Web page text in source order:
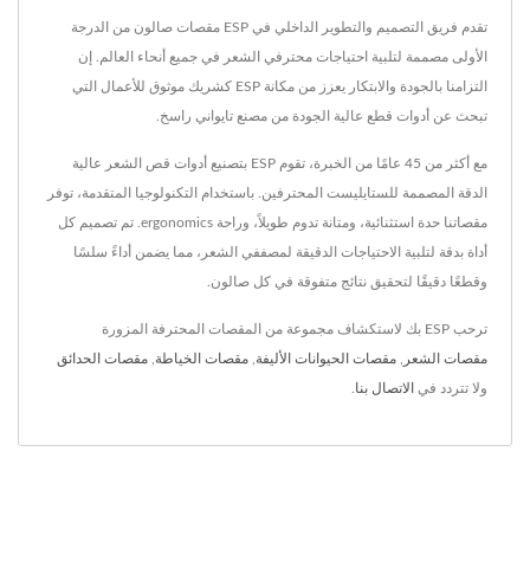
تقدم فريق التصميم والتطوير الداخلي في ESP مقصات صالون من الدرجة
الأولى مصممة لتلبية احتياجات محترفي الشعر في جميع أنحاء العالم. إن
التزامنا بالجودة والابتكار يعزز من مكانة ESP كشريك موثوق للأعمال التي
تبحث عن أدوات قطع عالية الجودة من مصنع تايواني راسخ.
مع أكثر من 45 عامًا من الخبرة، تقوم ESP بتصنيع أدوات قص الشعر عالية
الدقة المصممة للستايليست المحترفين. باستخدام التكنولوجيا المتقدمة، توفر
مقصاتنا حدة استثنائية، ومتانة تدوم طويلاً، وراحة ergonomics. تم تصميم كل
أداة بدقة لتلبية الاحتياجات الدقيقة لمصففي الشعر، مما يضمن أداءً سلسًا
وقطعًا دقيقًا لتحقيق نتائج متفوقة في كل صالون.
ترحب ESP بك لاستكشاف مجموعة من المقصات المحترفة المزورة
مقصات الشعر مقصات الحيوانات الأليفة مقصات الخياطة مقصات الحدائق
ولا تتردد في الاتصال بنا